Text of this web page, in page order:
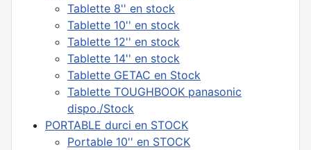
Tablette 8'' en stock
Tablette 10'' en stock
Tablette 12'' en stock
Tablette 14'' en stock
Tablette GETAC en Stock
Tablette TOUGHBOOK panasonic
dispo./Stock
PORTABLE durci en STOCK
Portable 10'' en STOCK